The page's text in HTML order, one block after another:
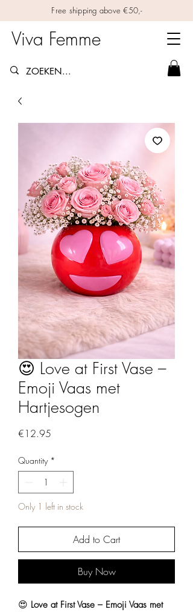
Free shipping above €50,-
Viva Femme
😍 Love at First Vase –
Emoji Vaas met
Hartjesogen
€12.95
Quantity *
Only 1 left in stock
Add to Cart
Buy Now
😍 Love at First Vase – Emoji Vaas met